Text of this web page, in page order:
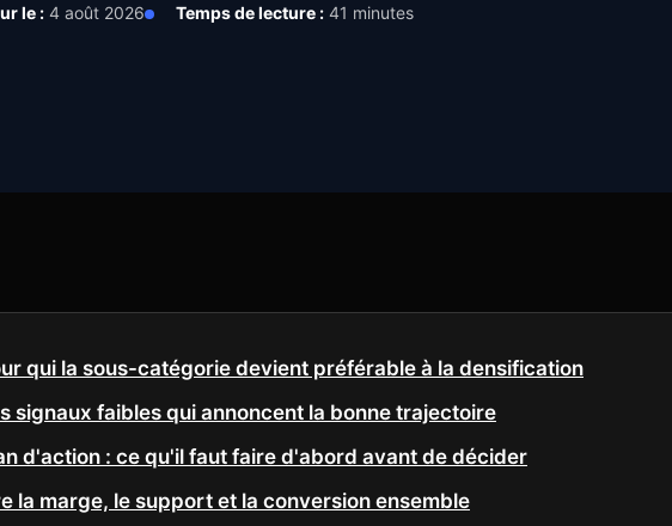
le : 4 août 2026 Temps de lecture : 41 minutes
qui la sous-catégorie devient préférable à la densification
signaux faibles qui annoncent la bonne trajectoire
d'action : ce qu'il faut faire d'abord avant de décider
la marge, le support et la conversion ensemble